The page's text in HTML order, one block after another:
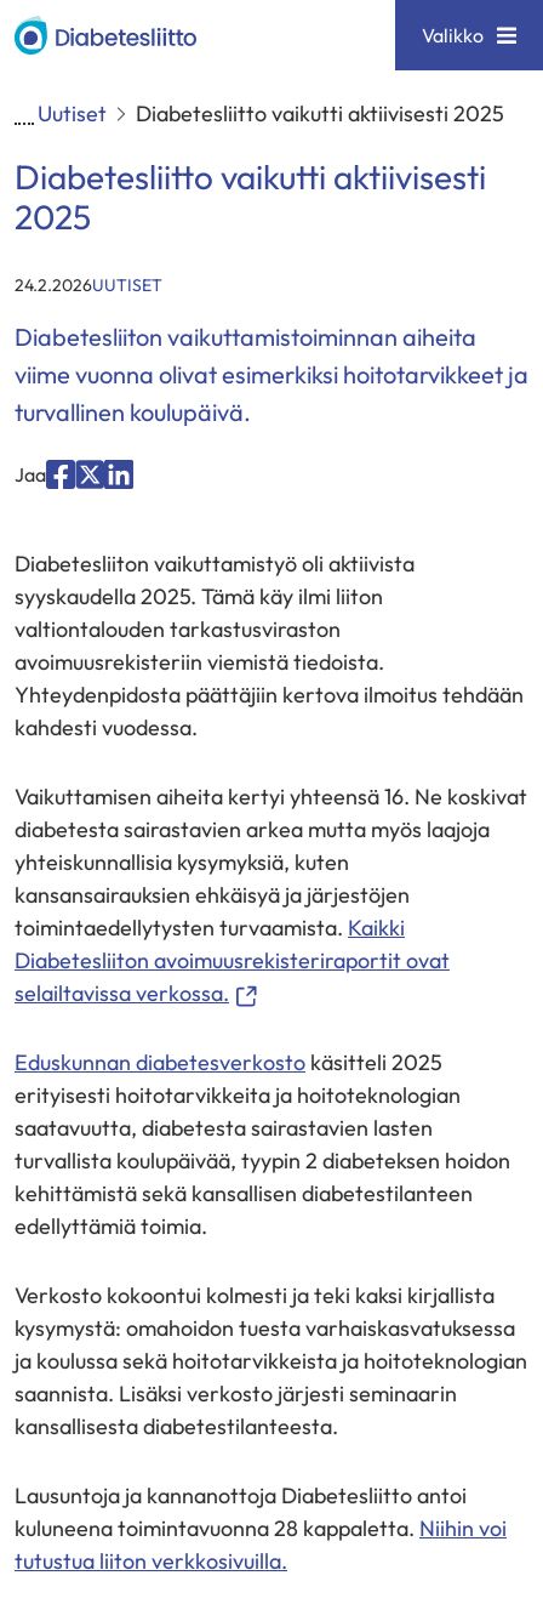
Siirry
sisältöön
Diabetesliitto Valikko
Uutiset Diabetesliitto vaikutti aktiivisesti 2025
Diabetesliitto vaikutti aktiivisesti
2025
24.2.2026KATEGORIAT
UUTISET
Diabetesliiton vaikuttamistoiminnan aiheita
viime vuonna olivat esimerkiksi hoitotarvikkeet ja
turvallinen koulupäivä.
Jaa
"Facebook"
"X""LinkedIn"
Diabetesliiton vaikuttamistyö oli aktiivista
syyskaudella 2025. Tämä käy ilmi liiton
valtiontalouden tarkastusviraston
avoimuusrekisteriin viemistä tiedoista.
Yhteydenpidosta päättäjiin kertova ilmoitus tehdään
kahdesti vuodessa.
Vaikuttamisen aiheita kertyi yhteensä 16. Ne koskivat
diabetesta sairastavien arkea mutta myös laajoja
yhteiskunnallisia kysymyksiä, kuten
kansansairauksien ehkäisyä ja järjestöjen
toimintaedellytysten turvaamista. Kaikki
Diabetesliiton avoimuusrekisteriraportit ovat
selailtavissa verkossa. (siirryt
palveluun)
Eduskunnan diabetesverkosto käsitteli 2025
erityisesti hoitotarvikkeita ja hoitoteknologian
saatavuutta, diabetesta sairastavien lasten
turvallista koulupäivää, tyypin 2 diabeteksen hoidon
kehittämistä sekä kansallisen diabetestilanteen
edellyttämiä toimia.
Verkosto kokoontui kolmesti ja teki kaksi kirjallista
kysymystä: omahoidon tuesta varhaiskasvatuksessa
ja koulussa sekä hoitotarvikkeista ja hoitoteknologian
saannista. Lisäksi verkosto järjesti seminaarin
kansallisesta diabetestilanteesta.
Lausuntoja ja kannanottoja Diabetesliitto antoi
kuluneena toimintavuonna 28 kappaletta. Niihin voi
tutustua liiton verkkosivuilla.